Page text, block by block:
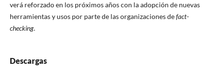
verá reforzado en los próximos años con la adopción de nuevas
herramientas y usos por parte de las organizaciones defact-
checking.
Descargas